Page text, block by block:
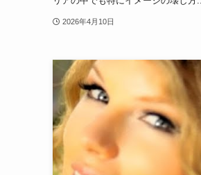
2026年4月10日